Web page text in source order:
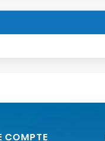
COMPTE